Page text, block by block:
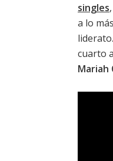
singles
a lo
cuarto
Mariah